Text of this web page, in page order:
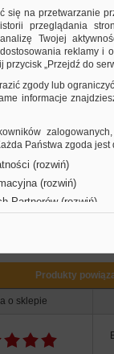
wybór rozmiarów
MULTI3 można
w języku
arkuszy w j.s.
biały
wersje produktu
48,5x16,9
70x50,8 70x67,7
210x148
Produkty
o sklepie
się na przetwarzanie
przeglądania
Twojej
reklamy i
przycisk „Przejdź do
zgody lub
informacje
Państwa zgoda
(rozwiń)
(rozwiń)
Partnerów (rozwiń)